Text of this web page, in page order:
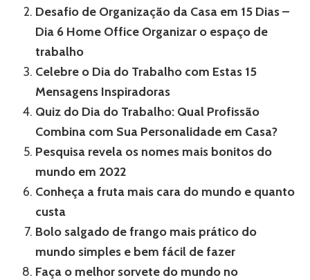
Desafio de Organização da Casa em 15 Dias –
Dia 6 Home Office Organizar o espaço de
trabalho
Celebre o Dia do Trabalho com Estas 15
Mensagens Inspiradoras
Quiz do Dia do Trabalho: Qual Profissão
Combina com Sua Personalidade em Casa?
Pesquisa revela os nomes mais bonitos do
mundo em 2022
Conheça a fruta mais cara do mundo e quanto
custa
Bolo salgado de frango mais prático do
mundo simples e bem fácil de fazer
Faça o melhor sorvete do mundo no